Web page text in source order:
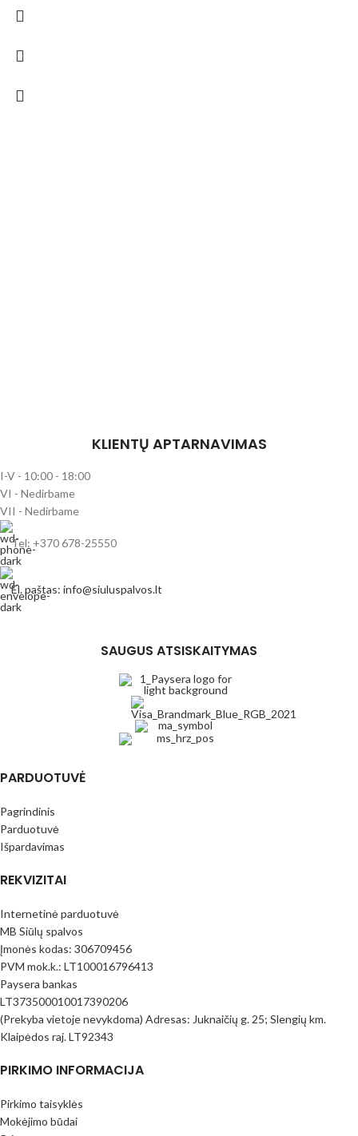
KLIENTŲ APTARNAVIMAS
I-V - 10:00 - 18:00
VI - Nedirbame
VII - Nedirbame
Tel: +370 678-25550
El. paštas: info@siuluspalvos.lt
SAUGUS ATSISKAITYMAS
PARDUOTUVĖ
Pagrindinis
Parduotuvė
Išpardavimas
REKVIZITAI
Internetinė parduotuvė
MB Siūlų spalvos
Įmonės kodas: 306709456
PVM mok.k.: LT100016796413
Paysera bankas
LT373500010017390206
(Prekyba vietoje nevykdoma) Adresas: Juknaičių g. 25; Slengių km.
Klaipėdos raj. LT92343
PIRKIMO INFORMACIJA
Pirkimo taisyklės
Mokėjimo būdai